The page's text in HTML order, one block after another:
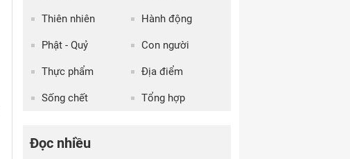
Thiên nhiên Hành động
Phật - Quỷ Con người
Thực phẩm Địa điểm
Sống chết Tổng hợp
Đọc nhiều